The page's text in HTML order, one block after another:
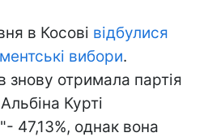
в Косові відбулися
вибори.
знову отримала партія
Курті
47,13%, однак вона